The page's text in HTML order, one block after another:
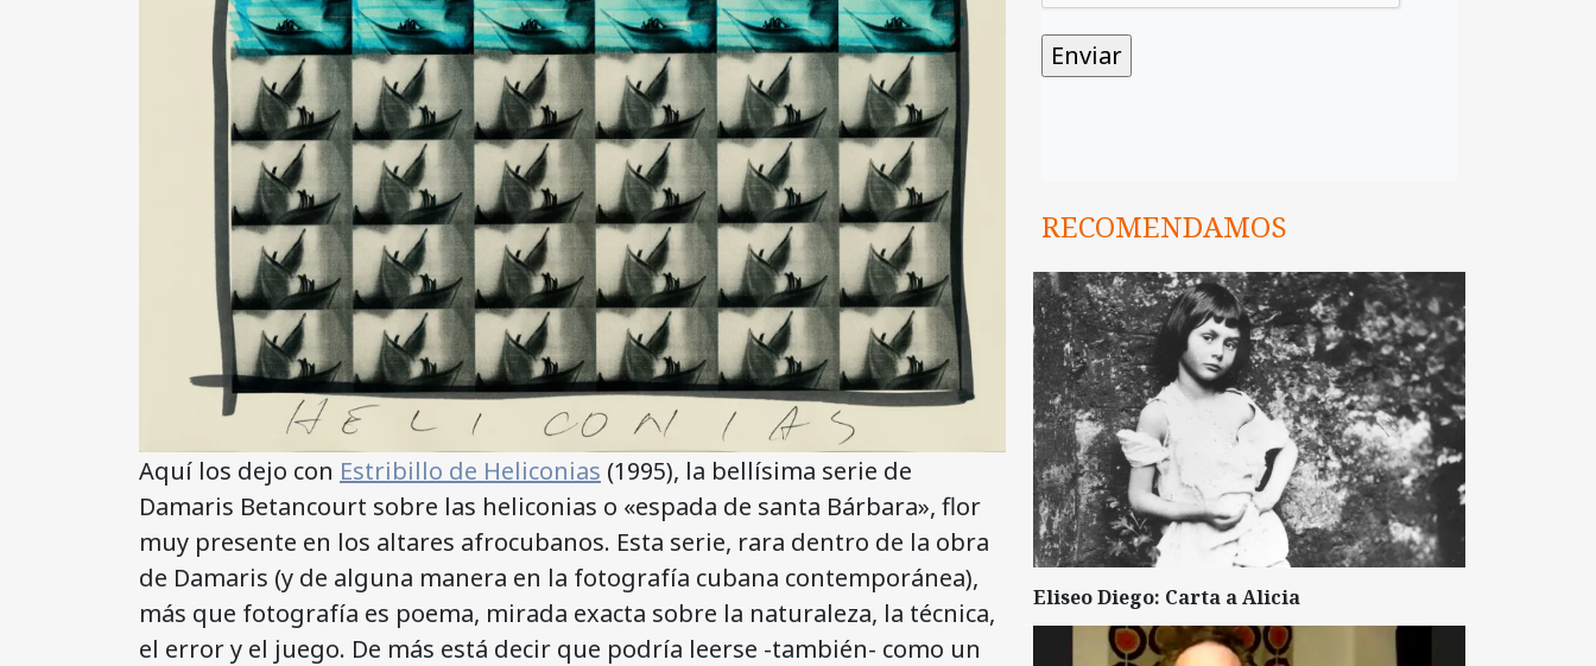
Aquí los dejo con Estribillo de Heliconias (1995), la bellísima serie de
Damaris Betancourt sobre las heliconias o «espada de santa Bárbara», flor
muy presente en los altares afrocubanos. Esta serie, rara dentro de la obra
de Damaris (y de alguna manera en la fotografía cubana contemporánea),
más que fotografía es poema, mirada exacta sobre la naturaleza, la técnica,
el error y el juego. De más está decir que podría leerse -también- como un
RECOMENDAMOS
Eliseo Diego: Carta a Alicia